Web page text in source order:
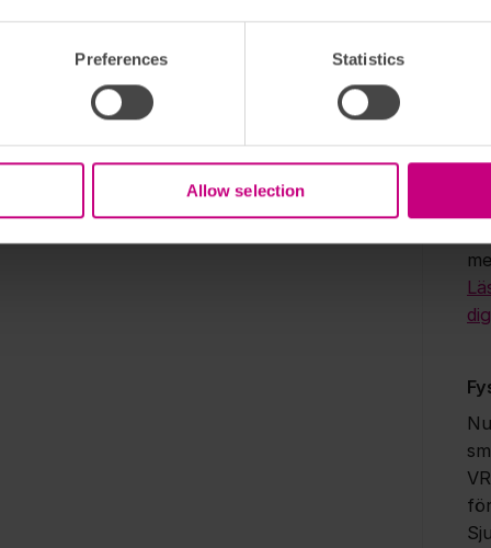
Preferences Statistics
Allow selection